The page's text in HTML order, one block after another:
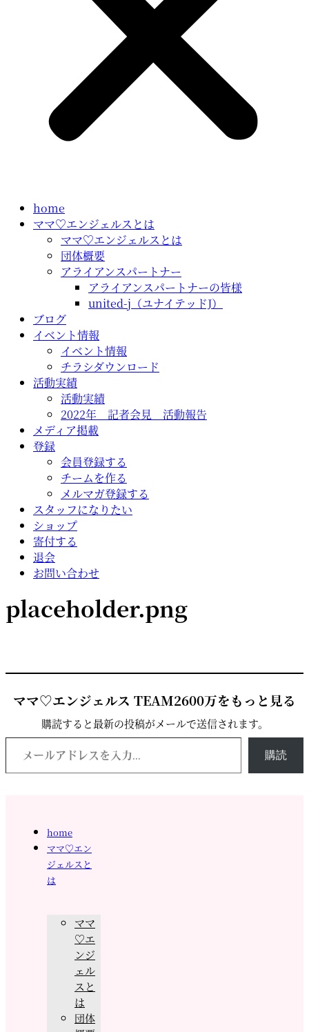
home
ママ♡エンジェルスとは
ママ♡エンジェルスとは
団体概要
アライアンスパートナー
アライアンスパートナーの皆様
united-j（ユナイテッドJ）
ブログ
イベント情報
イベント情報
チラシダウンロード
活動実績
活動実績
2022年 記者会見 活動報告
メディア掲載
登録
会員登録する
チームを作る
メルマガ登録する
スタッフになりたい
ショップ
寄付する
退会
お問い合わせ
placeholder.png
ママ♡エンジェルス TEAM2600万をもっと見る
購読すると最新の投稿がメールで送信されます。
メールアドレスを入力...
購読
home
ママ♡エン
ジェルスと
は
ママ
♡エ
ンジ
ェル
スと
は
団体